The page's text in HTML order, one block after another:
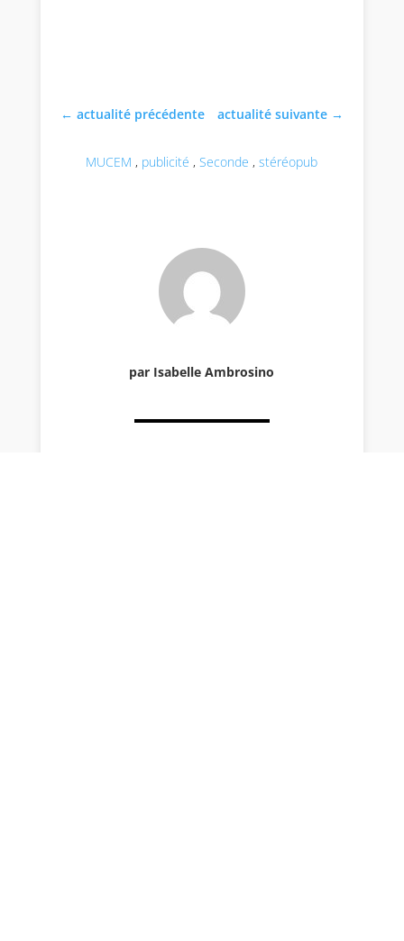
←actualité précédente actualité suivante→
MUCEM , publicité , Seconde ,stéréopub
par Isabelle Ambrosino